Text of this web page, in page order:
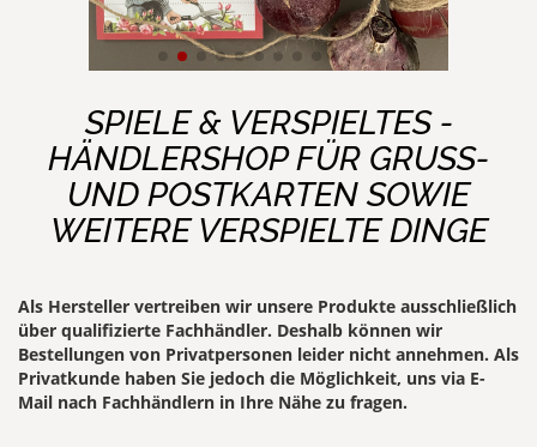
SPIELE & VERSPIELTES -
HÄNDLERSHOP FÜR GRUSS- U
ND POSTKARTEN SOWIE W
EITERE VERSPIELTE DINGE
Als Hersteller vertreiben wir unsere Produkte ausschließlich
über qualifizierte Fachhändler. Deshalb können wir
Bestellungen von Privatpersonen leider nicht annehmen. Als
Privatkunde haben Sie jedoch die Möglichkeit, uns via E-
Mail nach Fachhändlern in Ihre Nähe zu fragen.